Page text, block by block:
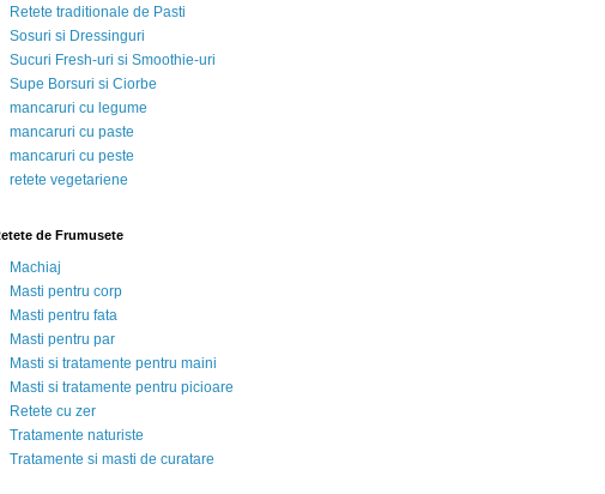
Retete traditionale de Pasti
Sosuri si Dressinguri
Sucuri Fresh-uri si Smoothie-uri
Supe Borsuri si Ciorbe
mancaruri cu legume
mancaruri cu paste
mancaruri cu peste
retete vegetariene
de Frumusete
Machiaj
Masti pentru corp
Masti pentru fata
Masti pentru par
Masti si tratamente pentru maini
Masti si tratamente pentru picioare
Retete cu zer
Tratamente naturiste
Tratamente si masti de curatare